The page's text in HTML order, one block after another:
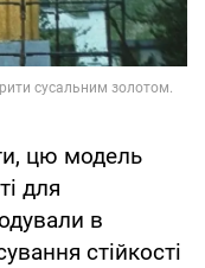
цю модель
для
в
стійкості